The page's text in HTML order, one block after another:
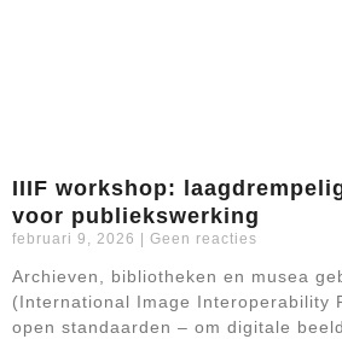
IIIF workshop:
voor publiekswerking
februari 9, 2026 Geen reacties
Archieven, bibliotheken en musea
(International Image Interoperability
open standaarden – om digitale